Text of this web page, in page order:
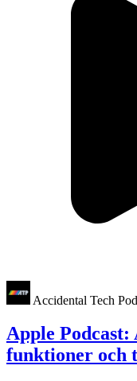
Accidental Tech
Apple Podcast:
funktioner och